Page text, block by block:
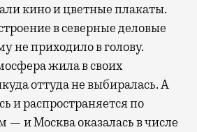
кино и цветные плакаты.
в северные деловые
не приходило в голову.
жила в своих
оттуда не выбиралась. А
и распространяется по
и Москва оказалась в числе